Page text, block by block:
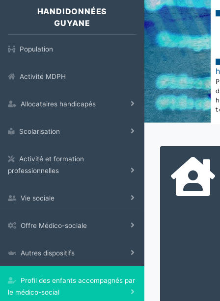
HANDIDONNÉES
GUYANE
Population
Activité MDPH
Allocataires handicapés
Scolarisation
Activité et formation
professionnelles
Vie sociale
Offre Médico-sociale
Autres dispositifs
Profil des enfants accompagnés par
le médico-social